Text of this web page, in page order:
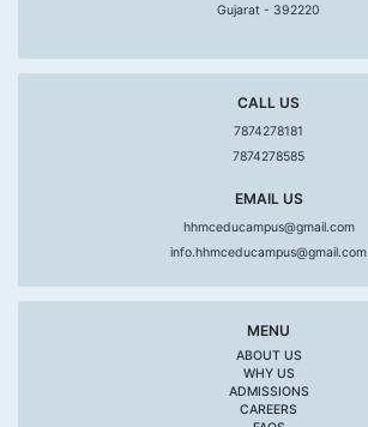
Gujarat - 392220
CALL US
7874278181
7874278585
EMAIL US
hhmceducampus@gmail.com
info.hhmceducampus@gmail.com
MENU
ABOUT US
WHY US
ADMISSIONS
CAREERS